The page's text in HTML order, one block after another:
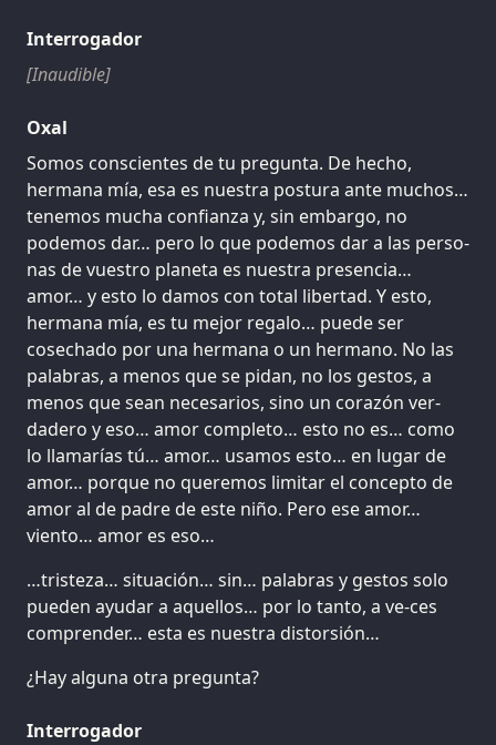
Interrogador
[Inaudible]
Oxal
Somos conscientes de tu pregunta. De hecho,
hermana mía, esa es nuestra postura ante muchos…
tenemos mucha confianza y, sin embargo, no
podemos dar… pero lo que podemos dar a las perso-
nas de vuestro planeta es nuestra presencia…
amor… y esto lo damos con total libertad. Y esto,
hermana mía, es tu mejor regalo… puede ser
cosechado por una hermana o un hermano. No las
palabras, a menos que se pidan, no los gestos, a
menos que sean necesarios, sino un corazón ver-
dadero y eso… amor completo… esto no es… como
lo llamarías tú… amor… usamos esto… en lugar de
amor… porque no queremos limitar el concepto de
amor al de padre de este niño. Pero ese amor…
viento… amor es eso…
…tristeza… situación… sin… palabras y gestos solo
pueden ayudar a aquellos… por lo tanto, a ve-ces
comprender… esta es nuestra distorsión…
¿Hay alguna otra pregunta?
Interrogador